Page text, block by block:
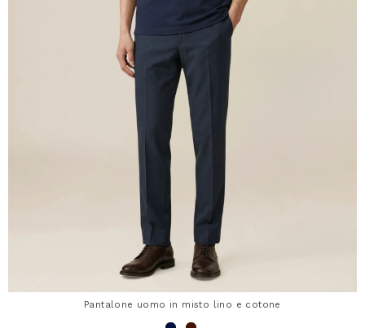
Pantalone uomo in misto lino e cotone